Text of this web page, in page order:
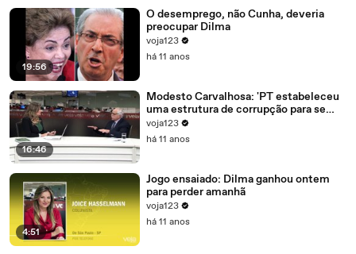
19:56
O desemprego, não Cunha, deveria
preocupar Dilma
voja123
há 11 anos
16:46
Modesto Carvalhosa: 'PT estabeleceu
uma estrutura de corrupção para se
manter no poder'
voja123
há 11 anos
4:51
Jogo ensaiado: Dilma ganhou ontem
para perder amanhã
voja123
há 11 anos